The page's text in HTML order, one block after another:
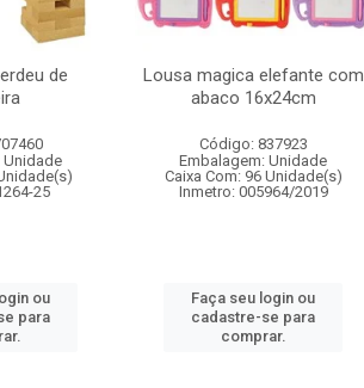
de
Unidade
25
ou
para
Lousa magica elefante com
abaco 16x24cm
Código: 837923
Embalagem: Unidade
Caixa Com: 96 Unidade(s)
Inmetro: 005964/2019
Faça seu login ou
cadastre-se para
comprar.